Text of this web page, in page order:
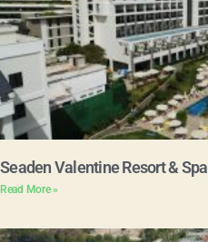
Seaden Valentine Resort &
Read More »